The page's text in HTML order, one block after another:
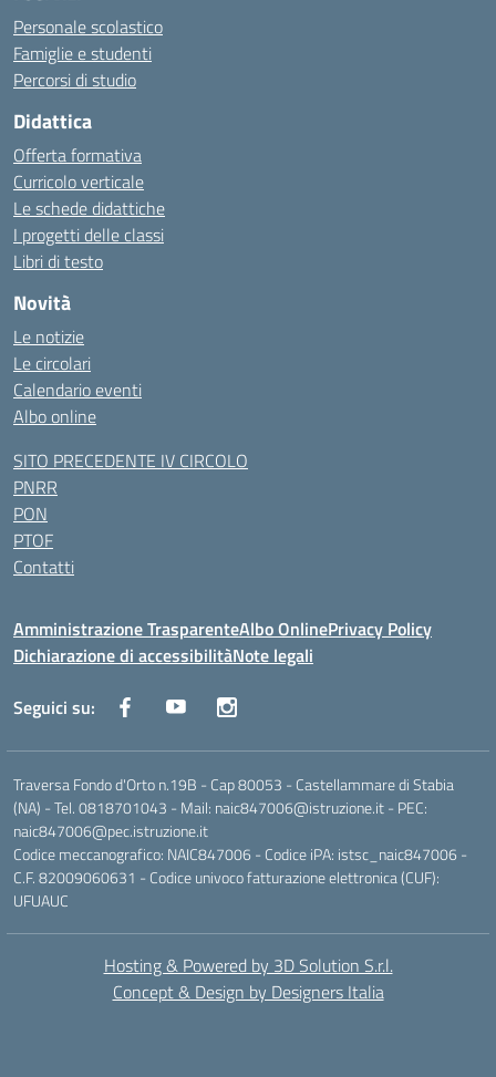
Personale scolastico
Famiglie e studenti
Percorsi di studio
Didattica
Offerta formativa
Curricolo verticale
Le schede didattiche
I progetti delle classi
Libri di testo
Novità
Le notizie
Le circolari
Calendario eventi
Albo online
SITO PRECEDENTE IV CIRCOLO
PNRR
PON
PTOF
Contatti
Amministrazione TrasparenteAlbo OnlinePrivacy Policy
Dichiarazione di accessibilitàNote legali
Seguici su:
Traversa Fondo d'Orto n.19B - Cap 80053 - Castellammare di Stabia
(NA) - Tel. 0818701043 - Mail: naic847006@istruzione.it - PEC:
naic847006@pec.istruzione.it
Codice meccanografico: NAIC847006 - Codice iPA: istsc_naic847006 -
C.F. 82009060631 - Codice univoco fatturazione elettronica (CUF):
UFUAUC
Hosting & Powered by 3D Solution S.r.l.
Concept & Design by Designers Italia